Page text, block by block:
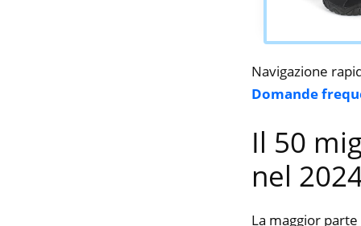
Navigazione
Domande
Il 50
nel
La maggior